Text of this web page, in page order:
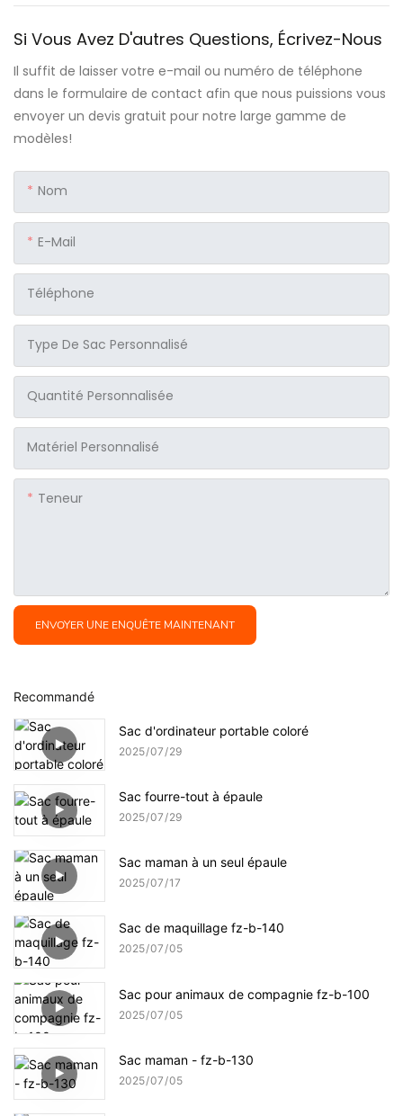
Si Vous Avez D'autres Questions, Écrivez-Nous
Il suffit de laisser votre e-mail ou numéro de téléphone
dans le formulaire de contact afin que nous puissions vous
envoyer un devis gratuit pour notre large gamme de
modèles!
Nom
E-Mail
Téléphone
Type De Sac Personnalisé
Quantité Personnalisée
Matériel Personnalisé
Teneur
ENVOYER UNE ENQUÊTE MAINTENANT
Recommandé
Sac d'ordinateur portable coloré
2025 07 29
Sac fourre-tout à épaule
2025 07 29
Sac maman à un seul épaule
2025 07 17
Sac de maquillage fz-b-140
2025 07 05
Sac pour animaux de compagnie fz-b-100
2025 07 05
Sac maman - fz-b-130
2025 07 05